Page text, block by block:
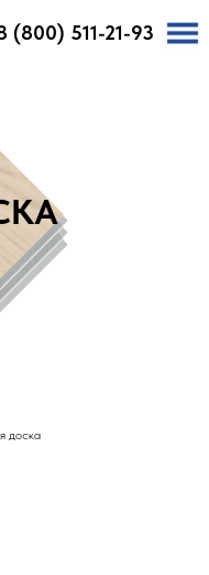
(800) 511-21-93
доска